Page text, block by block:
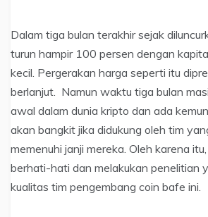
Dalam tiga bulan terakhir sejak
turun hampir 100 persen dengan
kecil. Pergerakan harga seperti itu
berlanjut. Namun waktu tiga bulan
awal dalam dunia kripto dan ada
akan bangkit jika didukung oleh tim
memenuhi janji mereka. Oleh karena
berhati-hati dan melakukan penelitian
kualitas tim pengembang coin bafe ini.